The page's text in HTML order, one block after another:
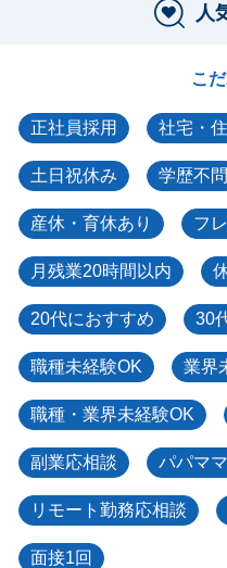
人
こ
正社員採用 社宅・
土日祝休み 学歴不問
産休・育休あり フ
月残業20時間以内
20代におすすめ 30
職種未経験OK 業界
職種・業界未経験OK
副業応相談 パパマ
リモート勤務応相談
面接1回